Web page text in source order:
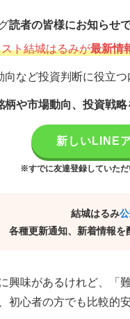
読者の皆様にお知らせ
ト結城はるみが最新情
など投資判断に役立つ
や市場動向、投資戦略
新しいLINE
※すでに友達登録していただ
結城はるみ
各種更新通知、新着情報を
興味があるけれど、「
初心者の方でも比較的